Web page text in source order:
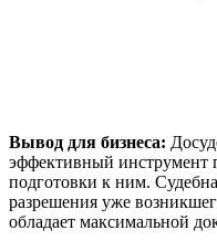
Вывод для бизнеса:
эффективный инструмент
подготовки к ним.
разрешения уже
обладает максимальной